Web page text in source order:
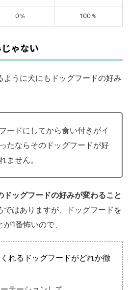
0％ 100％
ゃない
ように犬にもドッグフードの好み
ードにしてから食い付きがイ
たならそのドッグフードが好
ません。
ッグフードの好みが変わること
ではありますが、ドッグフードを
1番怖いので、
れるドッグフードがどれか徹